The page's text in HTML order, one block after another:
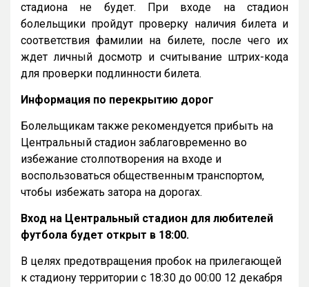
стадиона не будет. При входе на стадион
болельщики пройдут проверку наличия билета и
соответствия фамилии на билете, после чего их
ждет личный досмотр и считывание штрих-кода
для проверки подлинности билета.
Информация по перекрытию дорог
Болельщикам также рекомендуется прибыть на
Центральный стадион заблаговременно во
избежание столпотворения на входе и
воспользоваться общественным транспортом,
чтобы избежать затора на дорогах.
Вход на Центральный стадион для любителей
футбола будет открыт в 18:00.
В целях предотвращения пробок на прилегающей
к стадиону территории с 18:30 до 00:00 12 декабря